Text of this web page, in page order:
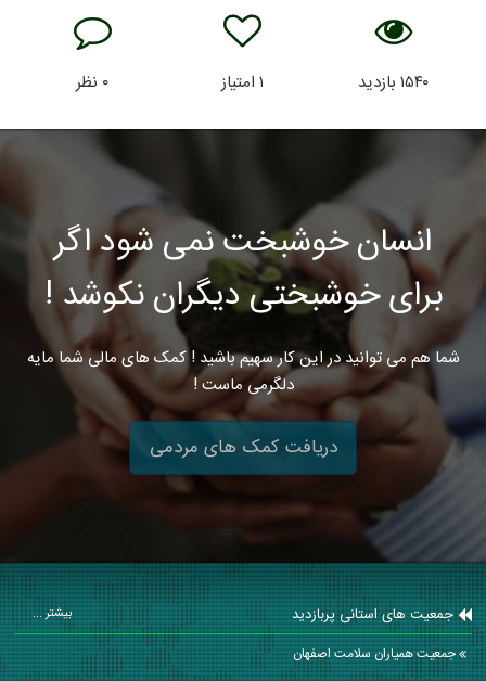
۱۵۴۰بازدید ۱امتیاز ۰ نظر
انسان خوشبخت نمی شود اگر
برای خوشبختی دیگران نکوشد !
شما هم می توانید در این کار سهیم باشید ! کمک های مالی شما مایه
دلگرمی ماست !
دریافت کمک های مردمی
جمعیت های استانی پربازدید بیشتر ...
جمعیت همیاران سلامت اصفهان